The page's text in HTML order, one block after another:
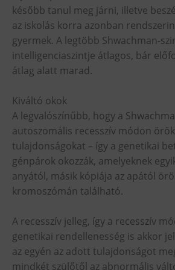
később tanul meg járni, illetve
az iskolás korra azonban
gyermek. A legtöbb Shwachman-
intelligenciaszintje átlagos, bár
átlag alatt marad.
Kiváltó okok
A legvalószínűbb, hogy a
autoszomális recesszív módon
tulajdonságokat – így a genetikai
génpárok okozzák, amelyeknek
anyától, másik kópiája az apától
kromoszómán található.
A recesszív jelleg, így a recesszív
genetikai rendellenesség is akkor
az egyén az adott tulajdonságot
mindkét szülőtől az abnormális